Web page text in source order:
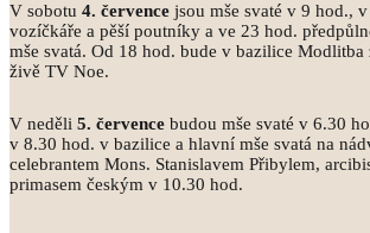
V sobotu 4. července jsou mše svaté v 9 hod.,
vozíčkáře a pěší poutníky a ve 23 hod.
mše svatá. Od 18 hod. bude v bazilice Modlitba
živě TV Noe.
V neděli 5. července budou mše svaté v 6.30
v 8.30 hod. v bazilice a hlavní mše svatá na
celebrantem Mons. Stanislavem Přibylem,
primasem českým v 10.30 hod.